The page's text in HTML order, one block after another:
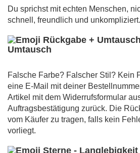
Du sprichst mit echten Menschen,
schnell, freundlich und unkompliziert.
Umtausch
Falsche Farbe? Falscher Stil? Kein
eine E-Mail mit deiner
Artikel mit dem Widerrufsformular
Auftragsbestätigung zurück. Die
vom Käufer zu tragen, falls kein
vorliegt.